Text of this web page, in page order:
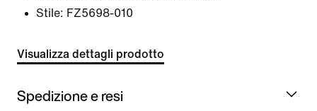
Stile: FZ5698-010
Visualizza dettagli prodotto
Spedizione e resi